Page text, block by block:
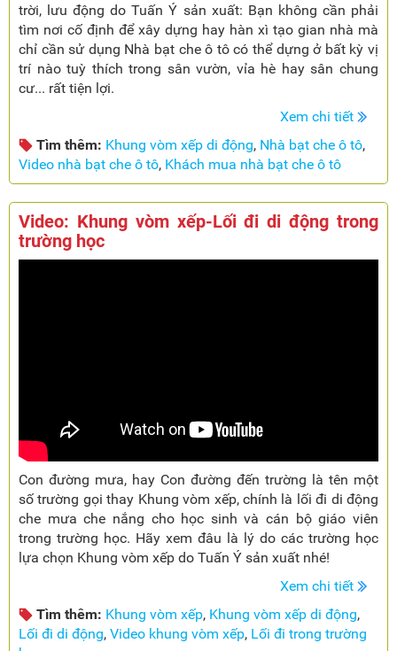
trời, lưu động do Tuấn Ý sản xuất: Bạn không cần phải
tìm nơi cố định để xây dựng hay hàn xì tạo gian nhà mà
chỉ cần sử dụng Nhà bạt che ô tô có thể dựng ở bất kỳ vị
trí nào tuỳ thích trong sân vườn, vỉa hè hay sân chung
cư... rất tiện lợi.
Xem chi tiết
Tìm thêm: Khung vòm xếp di động, Nhà bạt che ô tô,
Video nhà bạt che ô tô, Khách mua nhà bạt che ô tô
Video: Khung vòm xếp-Lối đi di động trong
trường học
Con đường mưa, hay Con đường đến trường là tên một
số trường gọi thay Khung vòm xếp, chính là lối đi di động
che mưa che nắng cho học sinh và cán bộ giáo viên
trong trường học. Hãy xem đâu là lý do các trường học
lựa chọn Khung vòm xếp do Tuấn Ý sản xuất nhé!
Xem chi tiết
Tìm thêm: Khung vòm xếp, Khung vòm xếp di động,
Lối đi di động, Video khung vòm xếp, Lối đi trong trường